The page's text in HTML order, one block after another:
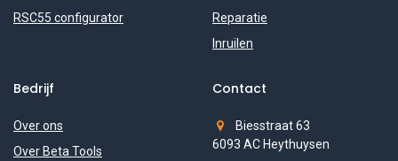
RSC55 configurator
Reparatie
Inruilen
Bedrijf
Over ons
Over Beta Tools
Contact
Biesstraat 63
6093 AC Heythuysen